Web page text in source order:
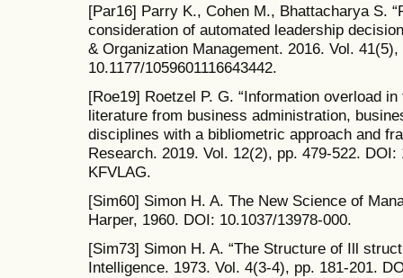
[Par16] Parry K., Cohen M., Bhattacharya S.
consideration of automated leadership
& Organization Management. 2016. Vol.
10.1177/1059601116643442.
[Roe19] Roetzel P. G. “Information overload
literature from business administration,
disciplines with a bibliometric approach and
Research. 2019. Vol. 12(2), pp. 479-522.
KFVLAG.
[Sim60] Simon H. A. The New Science of
Harper, 1960. DOI: 10.1037/13978-000.
[Sim73] Simon H. A. “The Structure of Ill
Intelligence. 1973. Vol. 4(3-4), pp. 181-201.